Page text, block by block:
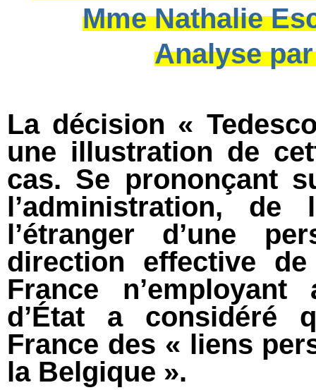
Mme Nathalie
Analyse
La décision «
une illustration de
cas. Se prononçant
l’administration,
l’étranger d’une
direction effective
France
d’État a considéré
France des « liens
la Belgique ».